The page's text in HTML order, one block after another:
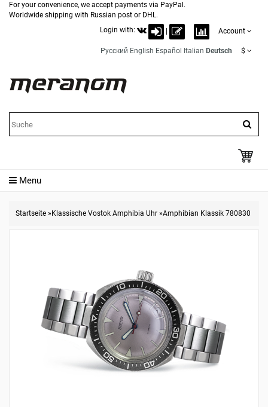
For your convenience, we accept payments via PayPal.
Worldwide shipping with Russian post or DHL.
Login with:
Account
Русский English Español Italian Deutsch $
Menu
Startseite » Klassische Vostok Amphibia Uhr »Amphibian Klassik 780830